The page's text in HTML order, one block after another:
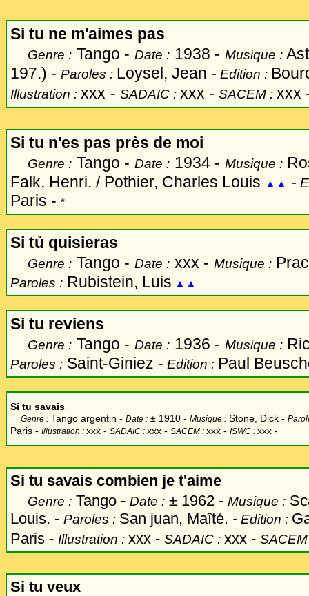
Si tu ne m'aimes pas
Genre : Tango - Date : 1938 - Musique :
197.) - Paroles : Loysel, Jean - Edition :
Illustration : xxx - SADAIC : xxx - SACEM : xxx
Si tu n'es pas près de moi
Genre : Tango - Date : 1934 - Musique :
Falk, Henri. / Pothier, Charles Louis
▲▲ -
Paris - *
Si tủ quisieras
Genre : Tango - Date : xxx - Musique :
Paroles : Rubistein, Luis ▲▲
Si tu reviens
Genre : Tango - Date : 1936 - Musique :
Paroles : Saint-Giniez - Edition : Paul
Si tu savais
Genre : Tango argentin - Date : ± 1910 - Musique : Stone, Dick -
Paris - Illustration : xxx - SADAIC : xxx - SACEM : xxx - ISWC : xxx -
Si tu savais combien je t'aime
Genre : Tango - Date : ± 1962 - Musique :
Louis. - Paroles : San juan, Maîté. - Edition :
Paris - Illustration : xxx - SADAIC : xxx -
Si tu veux